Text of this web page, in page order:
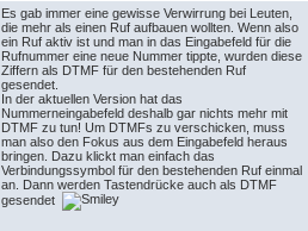
Es gab immer eine gewisse Verwirrung bei Leuten,
die mehr als einen Ruf aufbauen wollten. Wenn also
ein Ruf aktiv ist und man in das Eingabefeld für die
Rufnummer eine neue Nummer tippte, wurden diese
Ziffern als DTMF für den bestehenden Ruf
gesendet.
In der aktuellen Version hat das
Nummerneingabefeld deshalb gar nichts mehr mit
DTMF zu tun! Um DTMFs zu verschicken, muss
man also den Fokus aus dem Eingabefeld heraus
bringen. Dazu klickt man einfach das
Verbindungssymbol für den bestehenden Ruf einmal
an. Dann werden Tastendrücke auch als DTMF
gesendet